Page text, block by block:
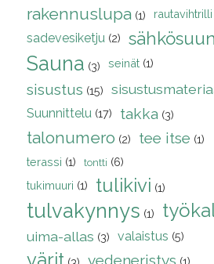
rakennuslupa (1) rautavihtrilli
sadevesiketju (2)
Sauna (3) seinät (1)
sisustus (15)
Suunnittelu (17) takka (3)
talonumero (2) tee itse (1)
terassi (1) tontti (6)
tukimuuri (1) tulikivi (1)
tulvakynnys (1)
uima-allas (3) valaistus (5)
vedeneristys